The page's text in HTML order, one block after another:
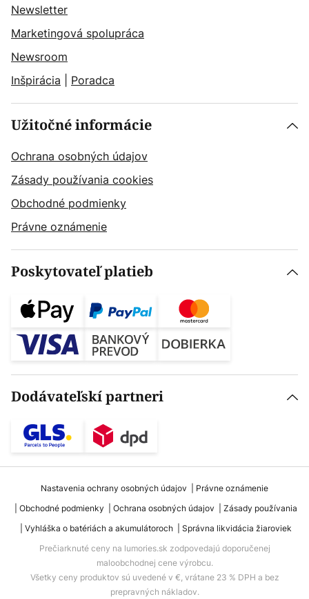
Newsletter
Marketingová spolupráca
Newsroom
Inšpirácia
Poradca
Užitočné informácie
Ochrana osobných údajov
Zásady používania cookies
Obchodné podmienky
Právne oznámenie
Poskytovateľ platieb
Dodávateľskí partneri
Nastavenia ochrany osobných údajov
Právne oznámenie
Obchodné podmienky
Ochrana osobných údajov
Zásady používania
Vyhláška o batériách a akumulátoroch
Správna likvidácia žiaroviek
Prečiarknuté ceny na lumories.sk zodpovedajú doporučenej
maloobchodnej cene výrobcu.
Všetky ceny produktov sú uvedené v €, vrátane 23 % DPH a bez
prepravných nákladov.